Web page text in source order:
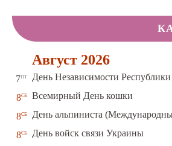
Август 2026
7пт День Независимости
8сб Всемирный День кошки
8сб День альпиниста
8сб День войск связи Украины